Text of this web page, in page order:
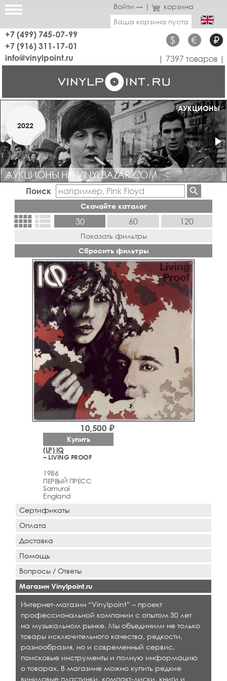
Войти → |
корзина
Ваша корзина пуста
+7 (499) 745-07-99
+7 (916) 311-17-01
$ € ₽
info@vinylpoint.ru | 7397 товаров |
МАГАЗИН ОТКРЫТ
МАРТ
2019
АУКЦИОНЫ
2022
АУКЦИОНЫ НА VINYLBAZAR.COM
Поиск
Скачайте каталог
view_comfyview_list 30 60 120
Показать фильтры
Сбросить фильтры
(LP) IQ
– LIVING PROOF
1986
ПЕРВЫЙ ПРЕСС
Samurai
England
10,500 ₽
Купить
Сертификаты
Оплата
Доставка
Помощь
Вопросы / Ответы
Магазин Vinylpoint.ru
Интернет-магазин “Vinylpoint” – проект
профессиональной компании с опытом 30 лет
на музыкальном рынке. Мы объединили не только
товары исключительного качества, редкости,
разнообразия, но и современный сервис,
поисковые инструменты и полную информацию
о товарах. В магазине можно купить редкие
виниловые пластинки, компакт-диски, книги и